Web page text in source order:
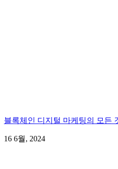
블록체인 디지털 마케팅의 모든
16 6월, 2024